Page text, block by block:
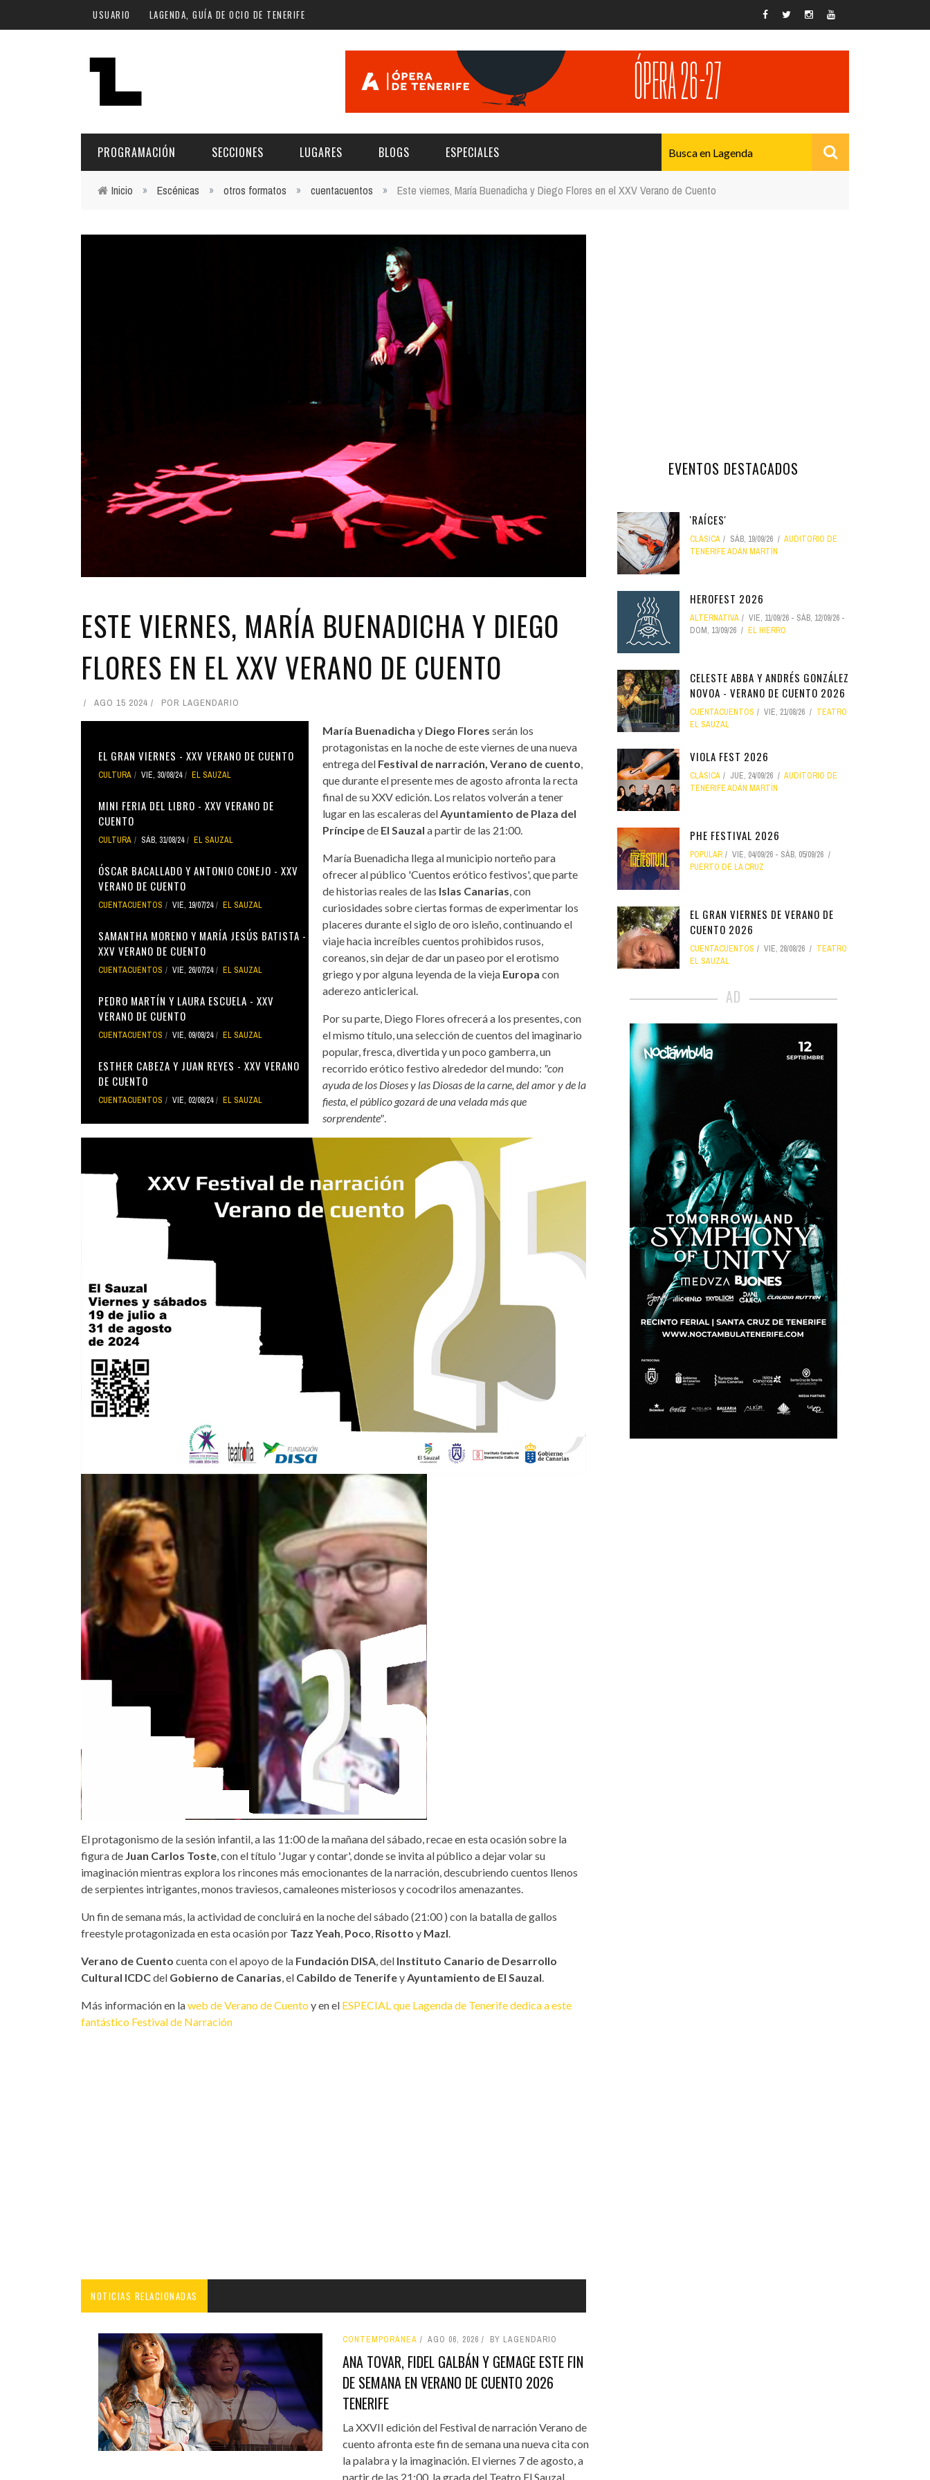
Pasar al contenido principal
USUARIO LAGENDA, GUÍA DE OCIO DE TENERIFE
PROGRAMACIÓN
Santa Cruz | La Laguna
SECCIONES LUGARES
ESPACIOS CULTURALES
LOCALES CON ACTUACIONES
BLOGS ESPECIALES
XXVII VERANO DE CUENTO
Inicio » Escénicas » otros formatos » cuentacuentos » Este viernes, María Buenadicha y Diego Flores en el XXV Verano de Cuento
ESTE VIERNES, MARÍA BUENADICHA Y DIEGO
FLORES EN EL XXV VERANO DE CUENTO
AGO 15 2024 POR LAGENDARIO
EL GRAN VIERNES - XXV VERANO DE CUENTO
CULTURA VIE, 30/08/24 EL SAUZAL
MINI FERIA DEL LIBRO - XXV VERANO DE
CUENTO
CULTURA SÁB, 31/08/24 EL SAUZAL
ÓSCAR BACALLADO Y ANTONIO CONEJO - XXV
VERANO DE CUENTO
CUENTACUENTOS VIE, 19/07/24 EL SAUZAL
SAMANTHA MORENO Y MARÍA JESÚS BATISTA -
XXV VERANO DE CUENTO
CUENTACUENTOS VIE, 26/07/24 EL SAUZAL
PEDRO MARTÍN Y LAURA ESCUELA - XXV
VERANO DE CUENTO
CUENTACUENTOS VIE, 09/08/24 EL SAUZAL
ESTHER CABEZA Y JUAN REYES - XXV VERANO
DE CUENTO
CUENTACUENTOS VIE, 02/08/24 EL SAUZAL
María Buenadicha y Diego Flores serán los
protagonistas en la noche de este viernes de una nueva
entrega del Festival de narración, Verano de cuento
que durante el presente mes de agosto afronta la recta
final de su XXV edición. Los relatos volverán a tener
lugar en las escaleras delAyuntamiento de Plaza del
Príncipede El Sauzal a partir de las 21:00.
María Buenadicha llega al municipio norteño para
ofrecer al público 'Cuentos erótico festivos', que parte
de historias reales de las Islas Canarias , con
curiosidades sobre ciertas formas de experimentar los
placeres durante el siglo de oro isleño, continuando el
viaje hacia increíbles cuentos prohibidos rusos,
coreanos, sin dejar de dar un paseo por el erotismo
griego y por alguna leyenda de la vieja Europa con
aderezo anticlerical.
Por su parte, Diego Flores ofrecerá a los presentes, con
el mismo título, una selección de cuentos del imaginario
popular, fresca, divertida y un poco gamberra, un
recorrido erótico festivo alrededor del mundo: "con
ayuda de los Dioses y las Diosas de la carne, del amor y de la
fiesta, el público gozará de una velada más que
sorprendente".
especial-25-verano-de-cuento-tenerife-2024.jpg
buenadicha-flores.png
El protagonismo de la sesión infantil, a las 11:00 de la mañana del sábado, recae en esta ocasión sobre la
figura de Juan Carlos Toste, con el título 'Jugar y contar', donde se invita al público a dejar volar su
imaginación mientras explora los rincones más emocionantes de la narración, descubriendo cuentos llenos
de serpientes intrigantes, monos traviesos, camaleones misteriosos y cocodrilos amenazantes.
Un fin de semana más, la actividad de concluirá en la noche del sábado (21:00 ) con la batalla de gallos
freestyle protagonizada en esta ocasión por Tazz Yeah, Poco, Risotto y Mazl.
Verano de Cuento cuenta con el apoyo de la Fundación DISA, del Instituto Canario de Desarrollo
Cultural ICDCdel Gobierno de Canarias, el Cabildo de TenerifeyAyuntamiento de El Sauzal.
Más información en laweb de Verano de Cuentoy en el ESPECIAL que Lagenda de Tenerife dedica a este
fantástico Festival de Narración
NOTICIAS RELACIONADAS
CONTEMPORÁNEA AGO 06, 2026 BY LAGENDARIO
ANA TOVAR, FIDEL GALBÁN Y GEMAGE ESTE FIN
DE SEMANA EN VERANO DE CUENTO 2026
TENERIFE
La XXVII edición del Festival de narración Verano de
cuento afronta este fin de semana una nueva cita con
la palabra y la imaginación. El viernes 7 de agosto, a
partir de las 21:00, la grada del Teatro El Sauzal
EVENTOS DESTACADOS
'RAÍCES'
CLÁSICA SÁB, 19/09/26
AUDITORIO DE
TENERIFE ADÁN MARTÍN
HEROFEST 2026
ALTERNATIVA VIE, 11/09/26 - SÁB, 12/09/26 -
DOM, 13/09/26
EL HIERRO
CELESTE ABBA Y ANDRÉS GONZÁLEZ
NOVOA - VERANO DE CUENTO 2026
CUENTACUENTOS VIE, 21/08/26
TEATRO
EL SAUZAL
VIOLA FEST 2026
CLÁSICA JUE, 24/09/26
AUDITORIO DE
TENERIFE ADÁN MARTÍN
PHE FESTIVAL 2026
POPULAR VIE, 04/09/26 - SÁB, 05/09/26
PUERTO DE LA CRUZ
EL GRAN VIERNES DE VERANO DE
CUENTO 2026
CUENTACUENTOS VIE, 28/08/26
TEATRO
EL SAUZAL
AD